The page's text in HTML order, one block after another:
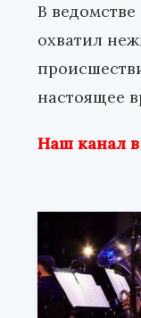
В
охватил
настоящее
Наш канал